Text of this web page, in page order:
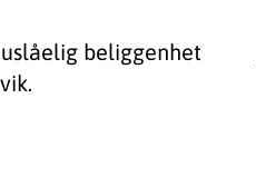
beliggenhet